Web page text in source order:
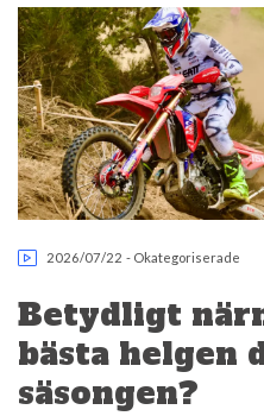
2026/07/22 - Okategoriserade
Betydligt
bästa helgen
säsongen?